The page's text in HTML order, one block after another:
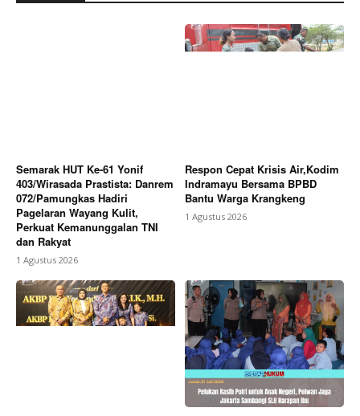
Bagikan Artikel
Berita Lainnya Begal Bersenjata Tajam Beraksi di
Jalan Baru Tanjungpura Karawang, Motor Karyawan
Swasta Raib Digondol Pelaku
Semarak HUT Ke-61 Yonif
403/Wirasada Prastista: Danrem
072/Pamungkas Hadiri
Pagelaran Wayang Kulit,
Perkuat Kemanunggalan TNI
dan Rakyat
1 Agustus 2026
Respon Cepat Krisis Air,Kodim
Indramayu Bersama BPBD
Bantu Warga Krangkeng
1 Agustus 2026